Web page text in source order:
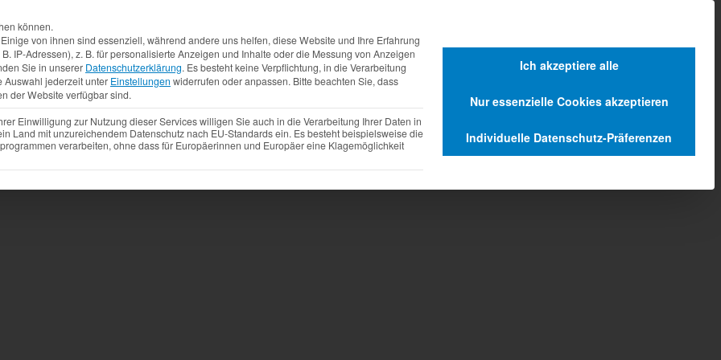
Aktuelles
können.
von ihnen sind essenziell, während andere uns helfen, diese Website und Ihre Erfahrung
IP-Adressen), z. B. für personalisierte Anzeigen und Inhalte oder die Messung von Anzeigen
Sie in unserer Datenschutzerklärung. Es besteht keine Verpflichtung, in die Verarbeitung
Auswahl jederzeit unter Einstellungen widerrufen oder anpassen. Bitte beachten Sie, dass
der Website verfügbar sind.
Einwilligung zur Nutzung dieser Services willigen Sie auch in die Verarbeitung Ihrer Daten in
Land mit unzureichendem Datenschutz nach EU-Standards ein. Es besteht beispielsweise die
verarbeiten, ohne dass für Europäerinnen und Europäer eine Klagemöglichkeit
Ich akzeptiere alle
Nur essenzielle Cookies akzeptieren
Individuelle Datenschutz-Präferenzen